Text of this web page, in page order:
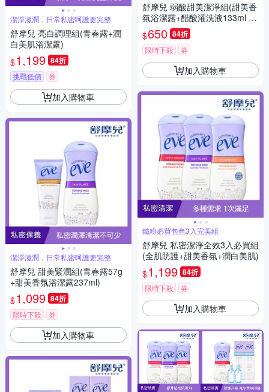
潔淨滋潤，日常私密呵護更完整
舒摩兒 亮白調理組(青春露+潤
白美肌浴潔露)
$1,199 84折
挑戰低價 券
加入購物車
潔淨滋潤，日常私密呵護更完整
舒摩兒 甜美緊潤組(青春露57g
+甜美香氛浴潔露237ml)
$1,099 84折
限時下殺 券
加入購物車
舒摩兒 弱酸甜美潔淨組(甜美香
氛浴潔露+醋酸灌洗液133ml x2
入)
$650 84折
限時下殺 券
加入購物車
鐵粉必買包色3入完美組
舒摩兒 私密潔淨全效3入必買組
(全肌防護+甜美香氛+潤白美肌)
$1,199 84折
限時下殺 券
加入購物車